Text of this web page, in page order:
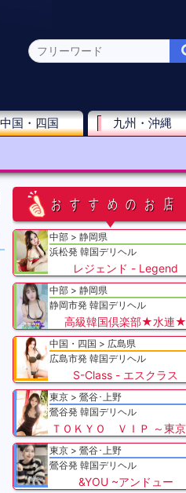
中国・四国 九州・沖縄
おすすめのお店
中部
静岡県
浜松発 韓国デリヘル
レジェンド - Legend
中部
静岡県
静岡市発 韓国デリヘル
高級韓国倶楽部★水連★
中国・四国
広島県
広島市発 韓国デリヘル
S-Class - エスクラス
東京
鶯谷･上野
鶯谷発 韓国デリヘル
東京
鶯谷･上野
鶯谷発 韓国デリヘル
&YOU ~アンドュー